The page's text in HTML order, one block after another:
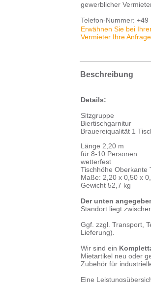
gewerblicher
Telefon-Nummer: +49
Erwähnen Sie bei
Vermieter Ihre
Beschreibung
Details:
Sitzgruppe
Biertischgarnitur
Brauereiqualität 1
Länge 2,20 m
für 8-10 Personen
wetterfest
Tischhöhe Oberkante
Maße: 2,20 x 0,50 x
Gewicht 52,7 kg
Der unten
Standort liegt
Ggf. zzgl. Transport,
Lieferung).
Wir sind ein
Mietartikel neu oder
Zubehör für
Eine